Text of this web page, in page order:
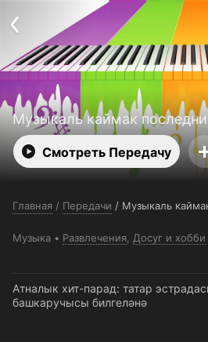
Музыкаль каймак
Смотреть Передачу
Главная / Передачи / Музыкаль
Музыка Развлечения Досуг и хобби
Атналык хит-парад: татар
башкаручысы билгеләнә
support@24h.tv
О сервисе
Пользовательское
Политика конфиденциальности
Открыть приложение
Ввести
Установить на ТВ
Бесплатные